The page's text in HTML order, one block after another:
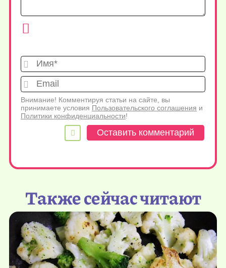
Имя*
Внимание! Комментируя статьи на сайте, вы
принимаете условия Пользовательского соглашения и
Политики конфиденциальности!
Также сейчас читают